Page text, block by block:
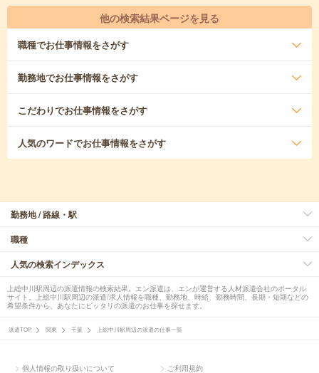
他の検索結果ページを見る
職種でお仕事情報をさがす
勤務地でお仕事情報をさがす
こだわりでお仕事情報をさがす
人気のワードでお仕事情報をさがす
勤務地 / 路線・駅
職種
人気の検索インデックス
上総中川駅周辺の派遣情報の検索結果。エン派遣は、エンが運営する人材派遣会社のポータル
サイト。上総中川駅周辺の派遣/求人情報を職種、勤務地、時給、勤務時間、長期・短期などの
希望条件から、あなたにピッタリの派遣のお仕事を探せます。
派遣TOP 関東 千葉 上総中川駅周辺の派遣の仕事一覧
個人情報の取り扱いについて ご利用規約